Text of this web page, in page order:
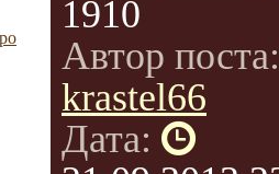
1910
Автор
krastel66
Дата: